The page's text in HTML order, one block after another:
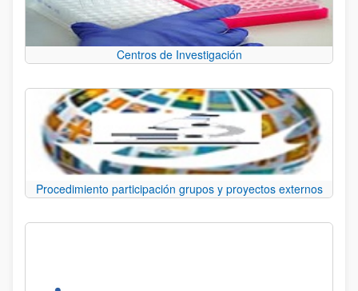
Centros de Investigación
Procedimiento participación grupos y proyectos externos